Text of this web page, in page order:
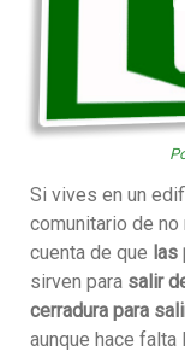
Si vives en un
comunitario de
cuenta de que las
sirven para salir
cerradura para
aunque hace falta